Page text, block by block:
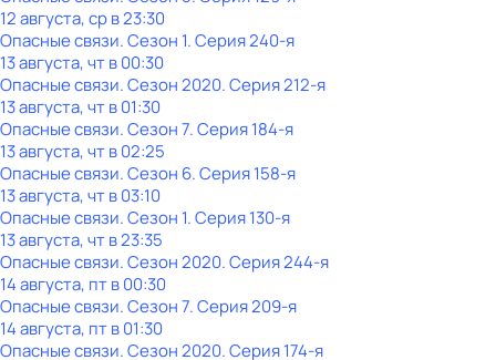
12 августа, ср в 23:30
Опасные связи. Сезон 1. Серия 240-я
13 августа, чт в 00:30
Опасные связи. Сезон 2020. Серия 212-я
13 августа, чт в 01:30
Опасные связи. Сезон 7. Серия 184-я
13 августа, чт в 02:25
Опасные связи. Сезон 6. Серия 158-я
13 августа, чт в 03:10
Опасные связи. Сезон 1. Серия 130-я
13 августа, чт в 23:35
Опасные связи. Сезон 2020. Серия 244-я
14 августа, пт в 00:30
Опасные связи. Сезон 7. Серия 209-я
14 августа, пт в 01:30
Опасные связи. Сезон 2020. Серия 174-я